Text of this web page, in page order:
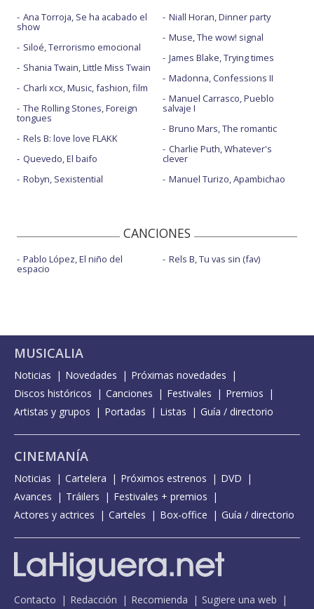
Ana Torroja, Se ha acabado el
show
Siloé, Terrorismo emocional
Shania Twain, Little Miss Twain
Charli xcx, Music, fashion, film
The Rolling Stones, Foreign
tongues
Rels B: love love FLAKK
Quevedo, El baifo
Robyn, Sexistential
Niall Horan, Dinner party
Muse, The wow! signal
James Blake, Trying times
Madonna, Confessions II
Manuel Carrasco, Pueblo
salvaje I
Bruno Mars, The romantic
Charlie Puth, Whatever's
clever
Manuel Turizo, Apambichao
CANCIONES
Pablo López, El niño del
espacio
Rels B, Tu vas sin (fav)
MUSICALIA
Noticias Novedades
Próximas novedades
Discos históricos
Canciones Festivales
Premios
Artistas y grupos
Portadas Listas Guía / directorio
CINEMANÍA
Noticias Cartelera Próximos estrenos
DVD
Avances
Tráilers
Festivales + premios
Actores y actrices
Carteles Box-office Guía / directorio
Contacto Redacción Recomienda Sugiere una web